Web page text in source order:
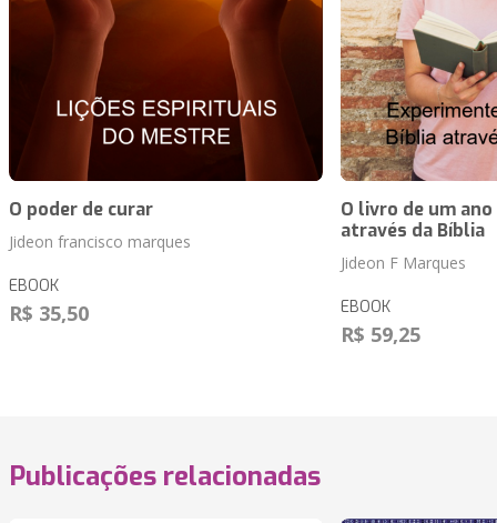
O poder de curar
Jideon francisco marques
EBOOK
R$ 35,50
O livro de um
através da Bíblia
Jideon F Marques
EBOOK
R$ 59,25
Publicações relacionadas